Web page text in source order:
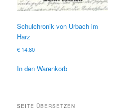
Schulchronik von Urbach im
Harz
€ 14.80
In den Warenkorb
SEITE ÜBERSETZEN